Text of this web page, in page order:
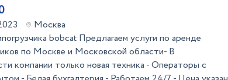
Москва
bobcat Предлагаем услуги по аренде
по Москве и Московской области ​ - В
компании только новая техника - Операторы с